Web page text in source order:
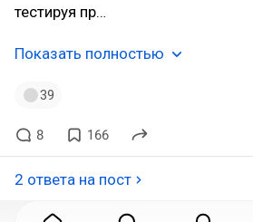
тестируя пр…
Показать полностью
39
8 166
2 ответа на пост